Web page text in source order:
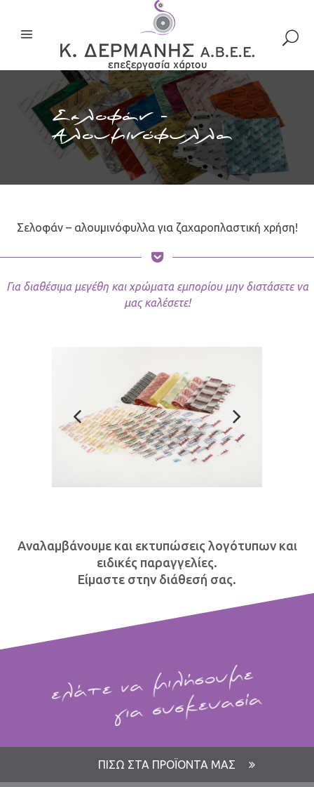
Σελοφάν –
Αλουμινόφυλλα
Σελοφάν – αλουμινόφυλλα για ζαχαροπλαστική χρήση!
Για διαθέσιμα μεγέθη και χρώματα εμπορίου μην διστάσετε να
μας καλέσετε!
Αναλαμβάνουμε και εκτυπώσεις λογότυπων και
ειδικές παραγγελίες.
Είμαστε στην διάθεσή σας.
ΠΙΣΩ ΣΤΑ ΠΡΟΪΟΝΤΑ ΜΑΣ